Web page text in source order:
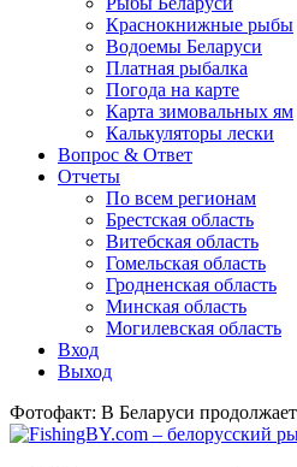
Краснокнижные рыбы
Водоемы Беларуси
Платная рыбалка
Погода на карте
Карта зимовальных ям
Калькуляторы лески
Вопрос & Ответ
Отчеты
По всем регионам
Брестская область
Витебская область
Гомельская область
Гродненская область
Минская область
Могилевская область
Вход
Выход
Фотофакт: В Беларуси